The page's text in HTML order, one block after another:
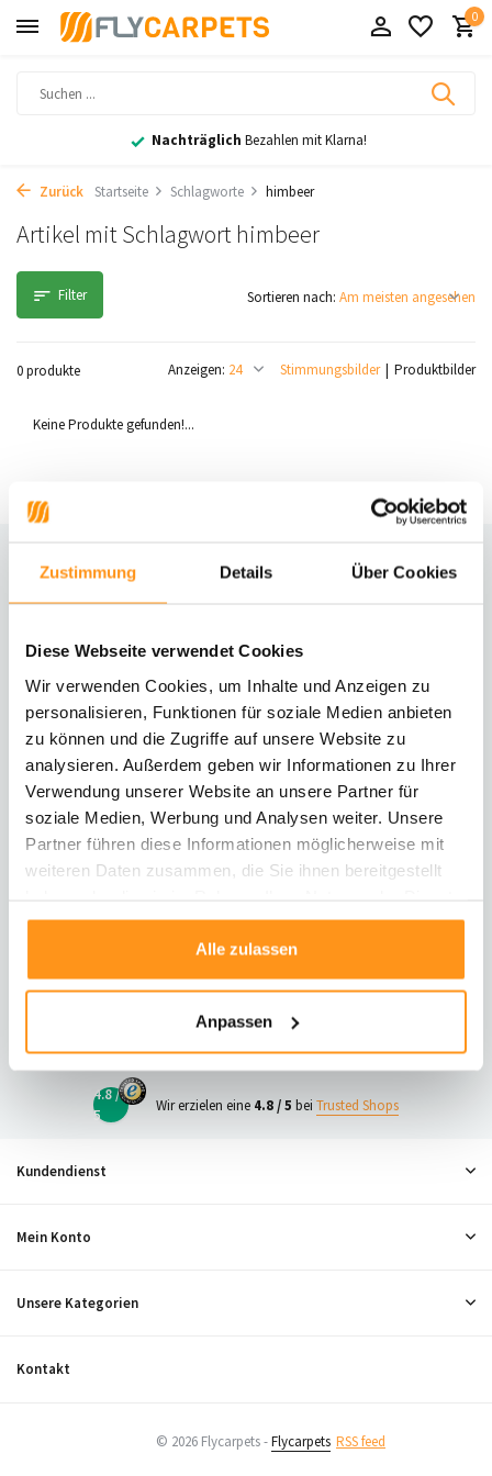
Zustimmung Details Über Cookies
Diese Webseite verwendet Cookies
Wir verwenden Cookies, um Inhalte und Anzeigen zu
personalisieren, Funktionen für soziale Medien anbieten
zu können und die Zugriffe auf unsere Website zu
analysieren. Außerdem geben wir Informationen zu Ihrer
Verwendung unserer Website an unsere Partner für
soziale Medien, Werbung und Analysen weiter. Unsere
Partner führen diese Informationen möglicherweise mit
weiteren Daten zusammen, die Sie ihnen bereitgestellt
gesammelt haben.
Alle zulassen
Anpassen
0
Nachträglich Bezahlen mit Klarna!
Zurück Startseite Schlagworte himbeer
Artikel mit Schlagwort himbeer
Filter
0 produkte Stimmungsbilder Produktbilder
Anzeigen:
Sortieren nach:
Keine Produkte gefunden!...
Informationen zur Rücksendung
Direkt chatten
Mit einem Mitarbeiter chatten
E-Mail senden
vragen@flycarpets.nl
Telefonischer Kontakt
23
4.8 /
5
Wir erzielen eine 4.8 / 5 bei Trusted Shops
Kundendienst
Mein Konto
Unsere Kategorien
Kontakt
© 2026 Flycarpets -Flycarpets RSS feed